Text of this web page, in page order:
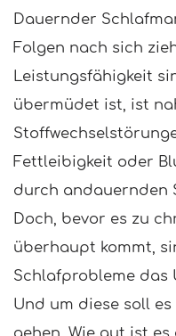
Dauernder
Folgen nach sich
Leistungsfähigkeit
übermüdet ist, ist
Fettleibigkeit oder
durch andauernden
Doch, bevor es zu
überhaupt kommt,
Schlafprobleme das
Und um diese soll